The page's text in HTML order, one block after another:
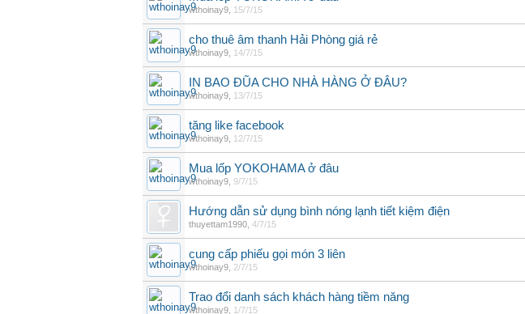
wthoinay9 15/7/15
cho thuê âm thanh Hải Phòng giá rẻ
wthoinay9 14/7/15
IN BAO ĐŨA CHO NHÀ HÀNG Ở ĐÂU?
wthoinay9 13/7/15
tăng like facebook
wthoinay9 12/7/15
Mua lốp YOKOHAMA ở đâu
wthoinay9 9/7/15
Hướng dẫn sử dụng bình nóng lạnh tiết kiệm điện
thuyettam1990 4/7/15
cung cấp phiếu gọi món 3 liên
wthoinay9 2/7/15
Trao đổi danh sách khách hàng tiềm năng
wthoinay9 1/7/15